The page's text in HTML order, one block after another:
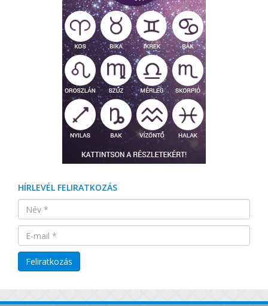
HÍRLEVÉL FELIRATKOZÁS